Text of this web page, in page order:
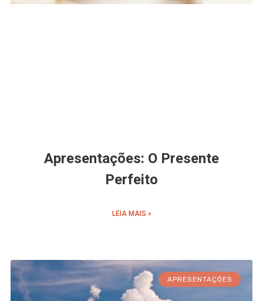
Apresentações: O Presente
Perfeito
LEIA MAIS »
APRESENTAÇÕES